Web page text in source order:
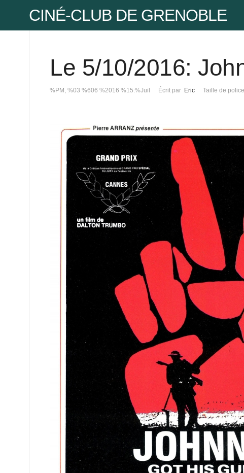
CINÉ-CLUB DE GRENOBLE
Le 5/10/2016:
%PM, %03 %606 %2016 %15:%Juil Écrit par Eric Taille de police
Pseudo
Mot
Pseudo